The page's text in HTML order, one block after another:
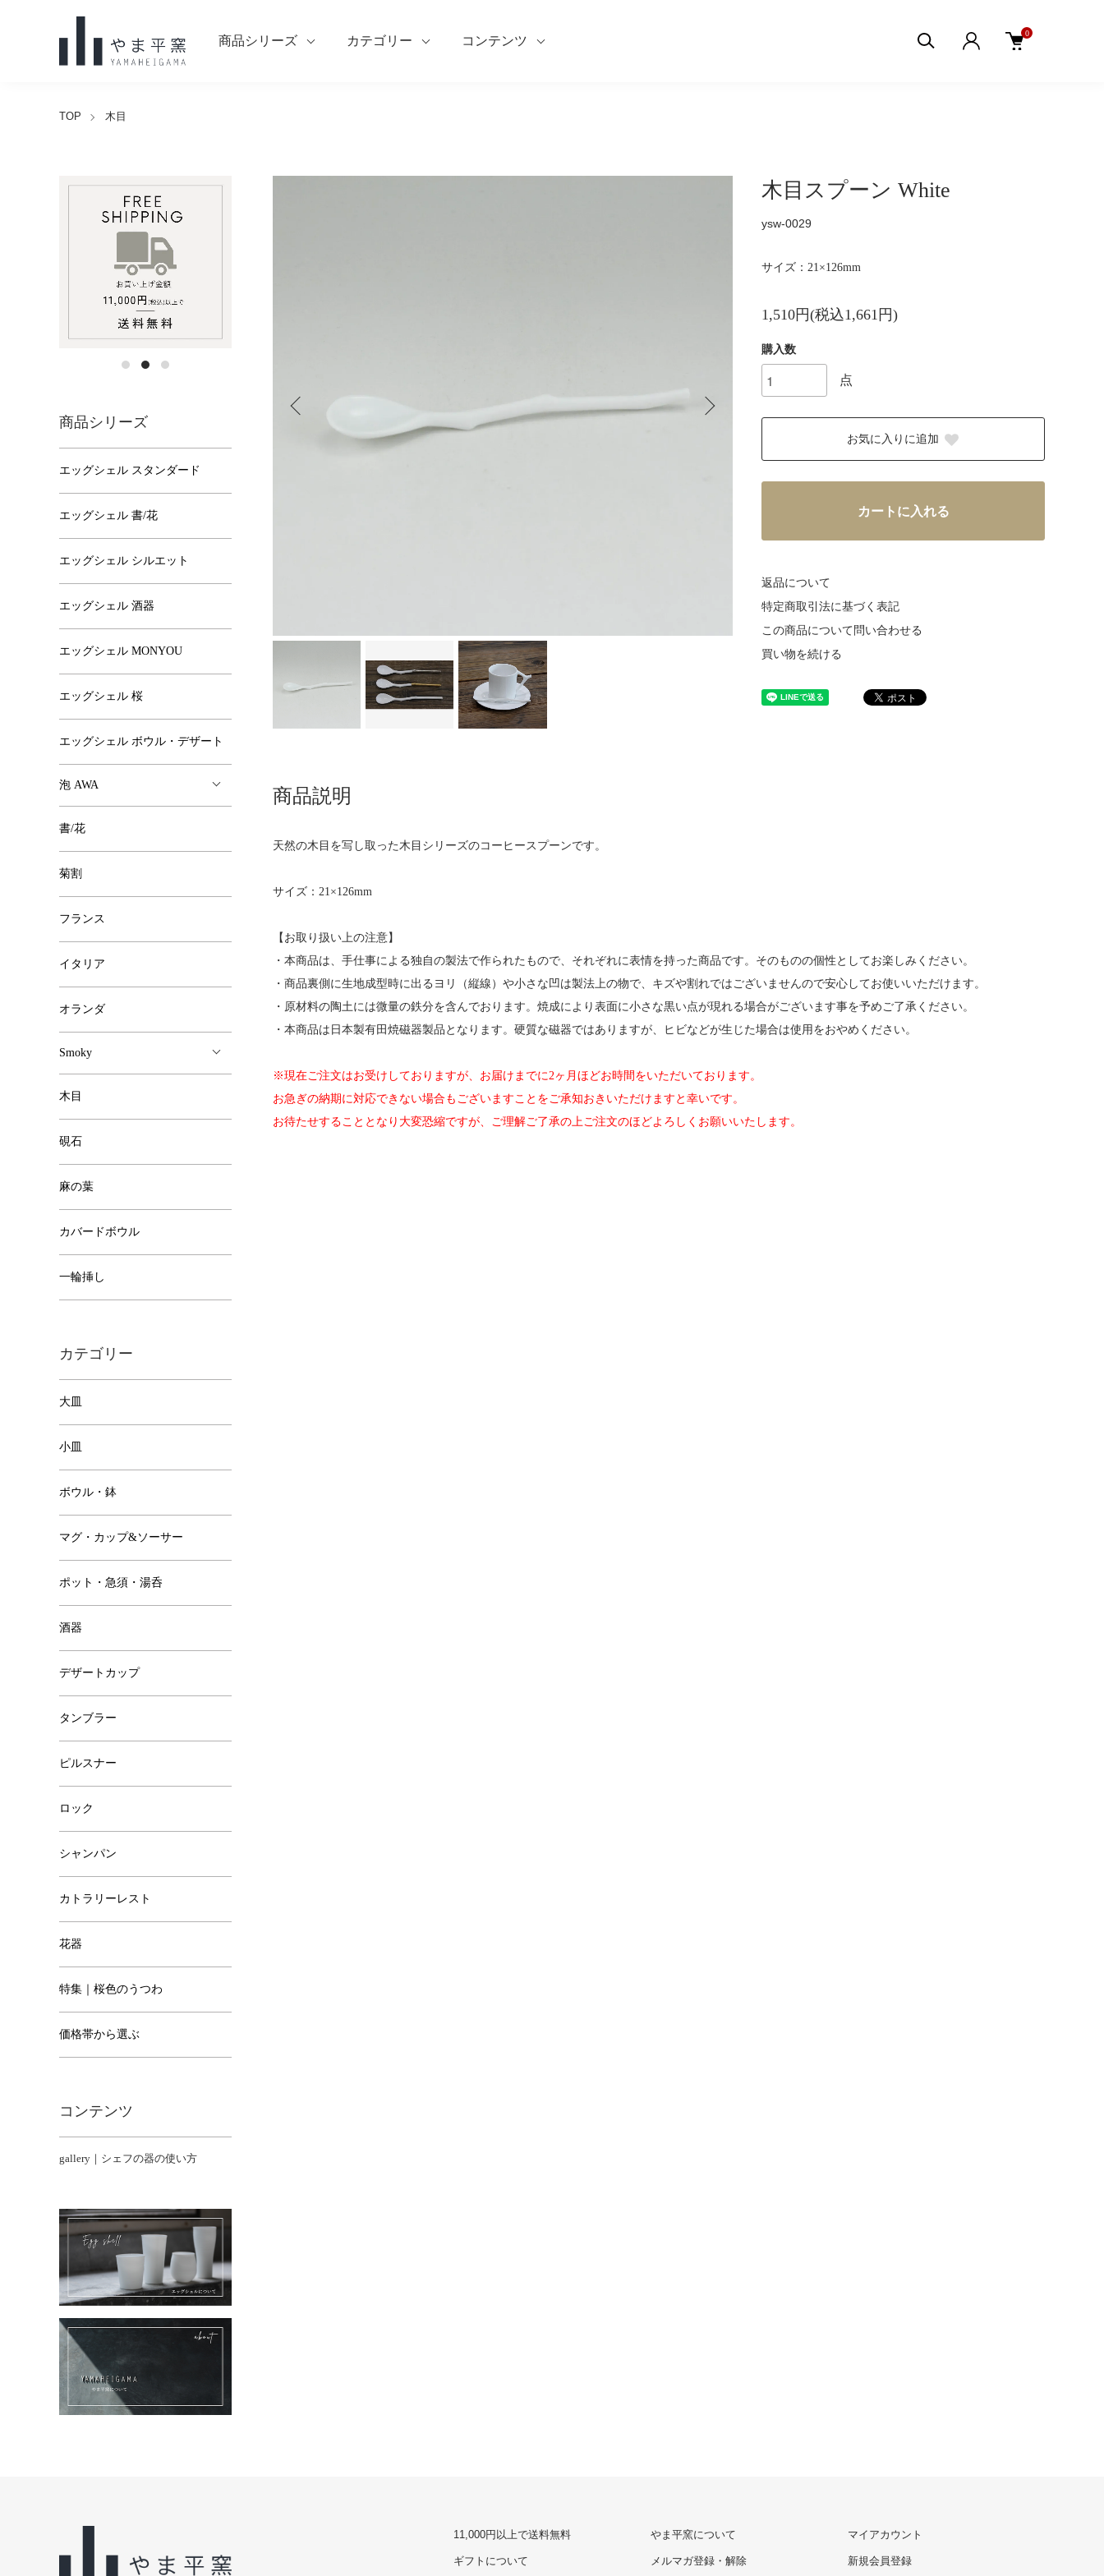
商品シリーズ カテゴリー コンテンツ
0
TOP 木目
木目スプーン White
ysw-0029
サイズ：21×126mm
1,510円(税込1,661円)
購入数
点
お気に入りに追加
カートに入れる
返品について
特定商取引法に基づく表記
この商品について問い合わせる
買い物を続ける
商品説明
天然の木目を写し取った木目シリーズのコーヒースプーンです。
サイズ：21×126mm
【お取り扱い上の注意】
・本商品は、手仕事による独自の製法で作られたもので、それぞれに表情を持った商品です。そのものの個性としてお楽しみください。
・商品裏側に生地成型時に出るヨリ（縦線）や小さな凹は製法上の物で、キズや割れではございませんので安心してお使いいただけます。
・原材料の陶土には微量の鉄分を含んでおります。焼成により表面に小さな黒い点が現れる場合がございます事を予めご了承ください。
・本商品は日本製有田焼磁器製品となります。硬質な磁器ではありますが、ヒビなどが生じた場合は使用をおやめください。
※現在ご注文はお受けしておりますが、お届けまでに2ヶ月ほどお時間をいただいております。
お急ぎの納期に対応できない場合もございますことをご承知おきいただけますと幸いです。
お待たせすることとなり大変恐縮ですが、ご理解ご了承の上ご注文のほどよろしくお願いいたします。
商品シリーズ
エッグシェル スタンダード
エッグシェル 書/花
エッグシェル シルエット
エッグシェル 酒器
エッグシェル MONYOU
エッグシェル 桜
エッグシェル ボウル・デザート
泡 AWA
書/花
菊割
フランス
イタリア
オランダ
Smoky
木目
硯石
麻の葉
カバードボウル
一輪挿し
カテゴリー
大皿
小皿
ボウル・鉢
マグ・カップ&ソーサー
ポット・急須・湯呑
酒器
デザートカップ
タンブラー
ピルスナー
ロック
シャンパン
カトラリーレスト
花器
特集｜桜色のうつわ
価格帯から選ぶ
コンテンツ
gallery｜シェフの器の使い方
11,000円以上で送料無料
ギフトについて
やま平窯について
メルマガ登録・解除
マイアカウント
新規会員登録